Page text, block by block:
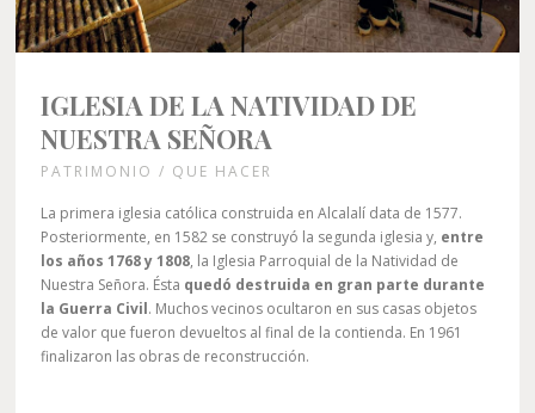
IGLESIA DE LA NATIVIDAD DE
NUESTRA SEÑORA
PATRIMONIO / QUE HACER
La primera iglesia católica construida en Alcalalí data de 1577.
Posteriormente, en 1582 se construyó la segunda iglesia y, entre
los años 1768 y 1808, la Iglesia Parroquial de la Natividad de
Nuestra Señora. Ésta quedó destruida en gran parte durante
la Guerra Civil. Muchos vecinos ocultaron en sus casas objetos
de valor que fueron devueltos al final de la contienda. En 1961
finalizaron las obras de reconstrucción.